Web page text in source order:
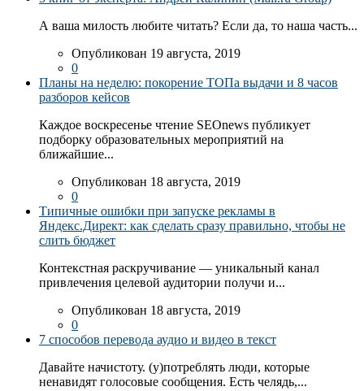
А ваша милость любите читать? Если да, то наша часть...
Опубликован 19 августа, 2019
0
Планы на неделю: покорение ТОПа выдачи и 8 часов
разборов кейсов
Каждое воскресенье чтение SEOnews публикует
подборку образовательных мероприятий на
ближайшие...
Опубликован 18 августа, 2019
0
Типичные ошибки при запуске рекламы в
Яндекс.Директ: как сделать сразу правильно, чтобы не
слить бюджет
Контекстная раскручивание — уникальный канал
привлечения целевой аудитории получи и...
Опубликован 18 августа, 2019
0
7 способов перевода аудио и видео в текст
Давайте начистоту. (у)потреблять люди, которые
ненавидят голосовые сообщения. Есть челядь,...